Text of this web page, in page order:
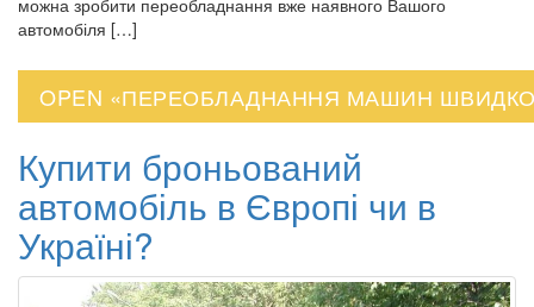
автомобіля […]
OPEN «ПЕРЕОБЛАДНАННЯ МАШИН
Купити броньований
автомобіль в Європі чи в
Україні?